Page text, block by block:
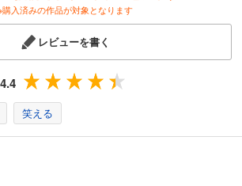
購入済みの作品が対象となります
レビューを書く
4.4
笑える